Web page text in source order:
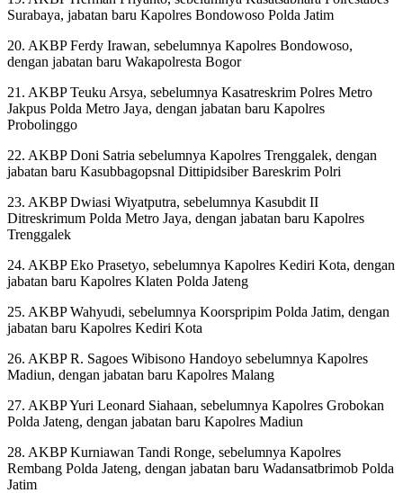
Surabaya, jabatan baru Kapolres Bondowoso Polda Jatim
20. AKBP Ferdy Irawan, sebelumnya Kapolres Bondowoso,
dengan jabatan baru Wakapolresta Bogor
21. AKBP Teuku Arsya, sebelumnya Kasatreskrim Polres Metro
Jakpus Polda Metro Jaya, dengan jabatan baru Kapolres
Probolinggo
22. AKBP Doni Satria sebelumnya Kapolres Trenggalek, dengan
jabatan baru Kasubbagopsnal Dittipidsiber Bareskrim Polri
23. AKBP Dwiasi Wiyatputra, sebelumnya Kasubdit II
Ditreskrimum Polda Metro Jaya, dengan jabatan baru Kapolres
Trenggalek
24. AKBP Eko Prasetyo, sebelumnya Kapolres Kediri Kota, dengan
jabatan baru Kapolres Klaten Polda Jateng
25. AKBP Wahyudi, sebelumnya Koorspripim Polda Jatim, dengan
jabatan baru Kapolres Kediri Kota
26. AKBP R. Sagoes Wibisono Handoyo sebelumnya Kapolres
Madiun, dengan jabatan baru Kapolres Malang
27. AKBP Yuri Leonard Siahaan, sebelumnya Kapolres Grobokan
Polda Jateng, dengan jabatan baru Kapolres Madiun
28. AKBP Kurniawan Tandi Ronge, sebelumnya Kapolres
Rembang Polda Jateng, dengan jabatan baru Wadansatbrimob Polda
Jatim